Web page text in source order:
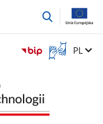
przejdź
Otwórz
okno
migowego
Zmień
PL